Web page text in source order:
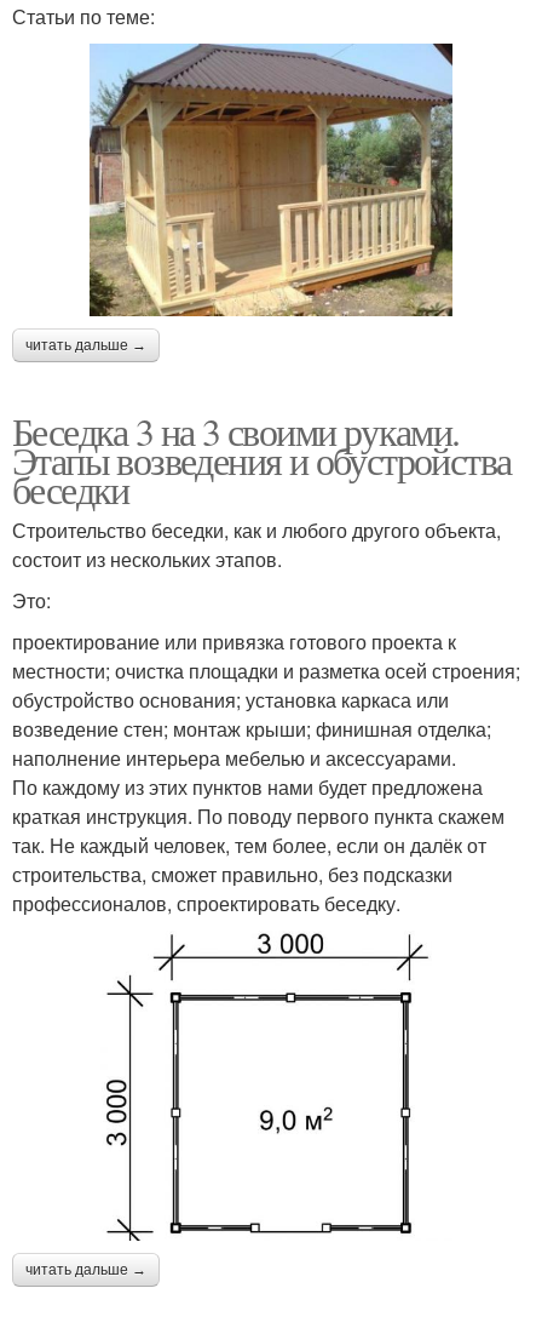
Статьи по теме:
читать дальше →
Беседка 3 на 3 своими руками.
Этапы возведения и обустройства
беседки
Строительство беседки, как и любого другого объекта,
состоит из нескольких этапов.
Это:
проектирование или привязка готового проекта к
местности; очистка площадки и разметка осей строения;
обустройство основания; установка каркаса или
возведение стен; монтаж крыши; финишная отделка;
наполнение интерьера мебелью и аксессуарами.
По каждому из этих пунктов нами будет предложена
краткая инструкция. По поводу первого пункта скажем
так. Не каждый человек, тем более, если он далёк от
строительства, сможет правильно, без подсказки
профессионалов, спроектировать беседку.
читать дальше →